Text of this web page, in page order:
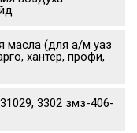
масла (для а/м уаз
хантер, профи,
3302 змз-406-